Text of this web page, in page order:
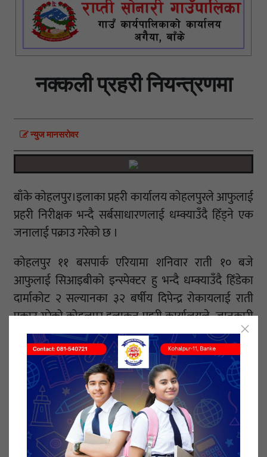
नक्कली प्रहरी नियन्त्रणमा
न्युज मानसराेवर
बाँके काेहलपुर।इलाका प्रहरी कार्यालय कोहलपुरले आफुलाई
प्रहरी निरीक्षक भन्दै सर्बसाधारणलाई धम्क्याउँदै हिँड्ने एक
जनालाई पक्राउ गरेको छ ।
कोहलपुर ११ बसपार्क एरियामा शनिवार राती १० बजे
आफुलाई सिआइबीको इन्स्पेक्टर हु भन्दै धम्क्याउँदै हिंडेका
दार्माकोट २ सल्यानका ३२ बर्षीय दिपेन्द्र रोकायलाई राती
पक्राउ गरेको कोहलपुर इलाकन प्रहरी कार्यालयले जानकारी
गराएकाे छ ।
२० भाद्र २०७८, आईतवार प्रकाशित